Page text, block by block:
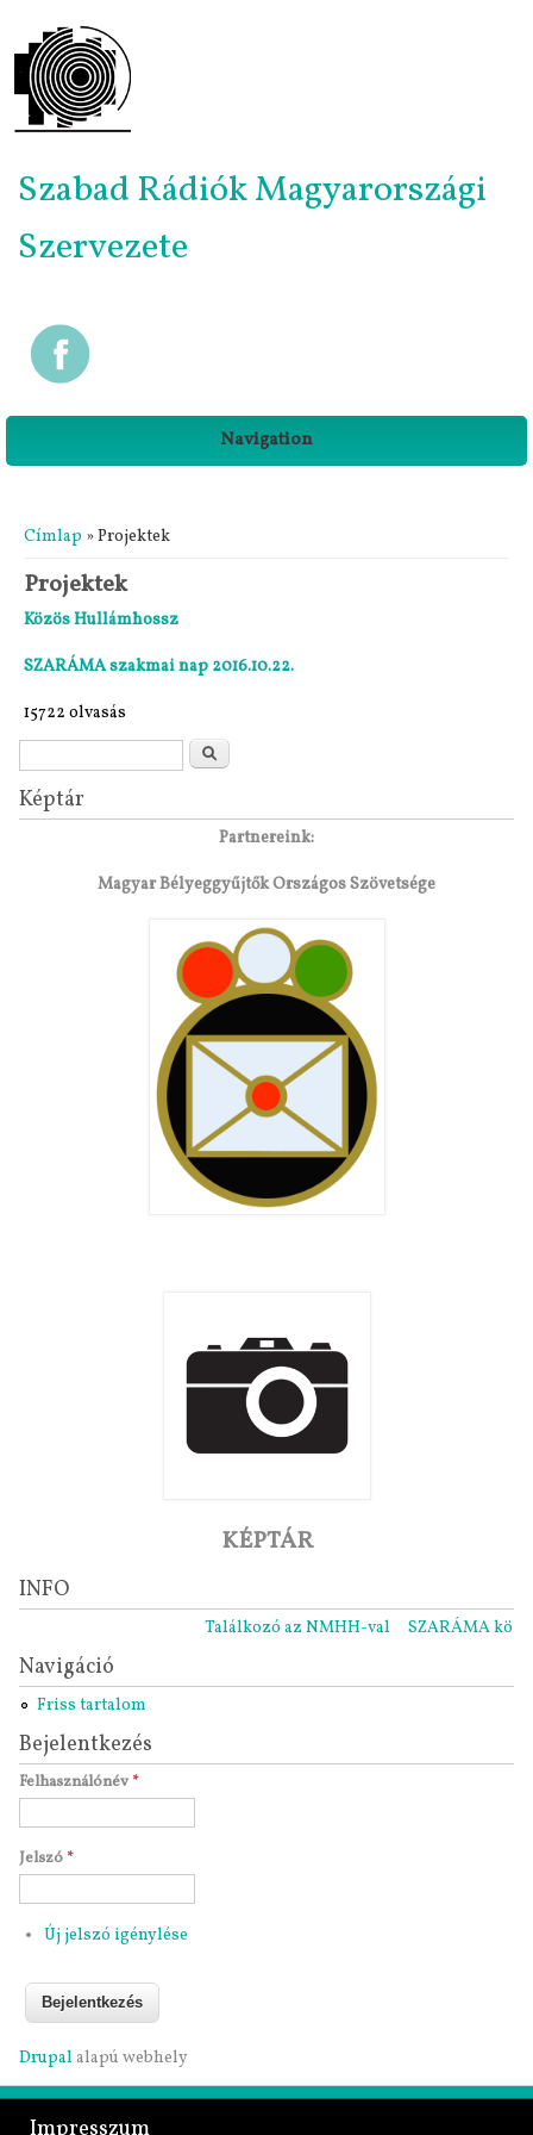
Szabad Rádiók Magyarországi
Szervezete
Navigation
Jelenlegi hely
Címlap » Projektek
Projektek
Közös Hullámhossz
SZARÁMA szakmai nap 2016.10.22.
15722 olvasás
Keresés
Képtár
Partnereink:
Magyar Bélyeggyűjtők Országos Szövetsége
KÉPTÁR
INFO
Találkozó az NMHH-val SZARÁMA
Navigáció
Friss tartalom
Bejelentkezés
Felhasználónév *
Jelszó *
Új jelszó igénylése
Drupal alapú webhely